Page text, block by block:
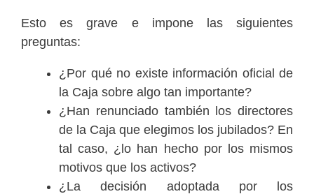
Esto es grave e impone las siguientes
preguntas:
¿Por qué no existe información oficial de
la Caja sobre algo tan importante?
¿Han renunciado también los directores
de la Caja que elegimos los jubilados? En
tal caso, ¿lo han hecho por los mismos
motivos que los activos?
¿La decisión adoptada por los